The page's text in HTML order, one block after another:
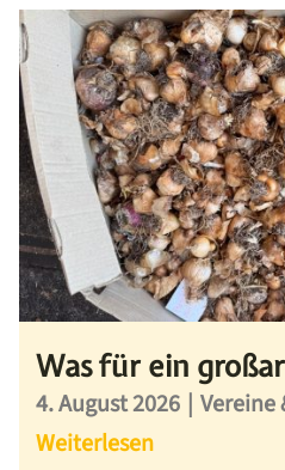
Was für ein
4. August 2026 | Vereine
Weiterlesen